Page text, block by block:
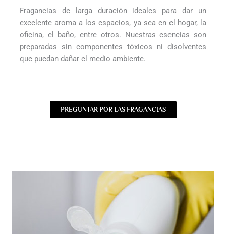
Fragancias de larga duración ideales para dar un
excelente aroma a los espacios, ya sea en el hogar, la
oficina, el baño, entre otros. Nuestras esencias son
preparadas sin componentes tóxicos ni disolventes
que puedan dañar el medio ambiente.
PREGUNTAR POR LAS FRAGANCIAS